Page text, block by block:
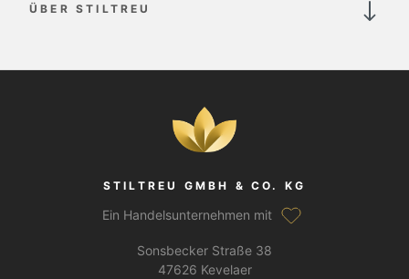
ÜBER STILTREU
STILTREU GMBH & CO. KG
Ein Handelsunternehmen mit
Sonsbecker Straße 38
47626 Kevelaer